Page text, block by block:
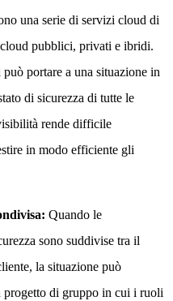
una serie di servizi cloud di
pubblici, privati e ibridi.
portare a una situazione in
di sicurezza di tutte le
rende difficile
in modo efficiente gli
Quando le
sono suddivise tra il
la situazione può
progetto di gruppo in cui i ruoli